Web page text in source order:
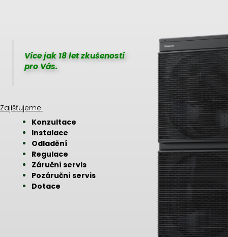
Více jak 18 let zkušeností
pro Vás.
Zajišťujeme:
Konzultace
Instalace
Odladění
Regulace
Záruční servis
Pozáruční servis
Dotace